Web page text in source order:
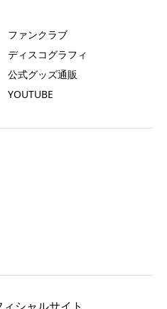
ファンクラブ
ディスコグラフィ
公式グッズ通販
YOUTUBE